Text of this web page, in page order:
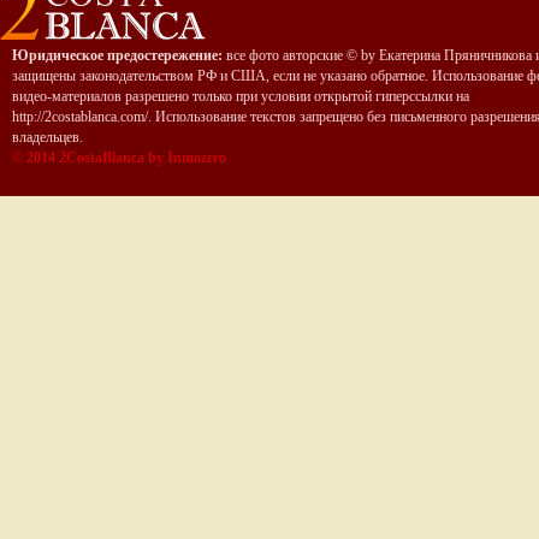
Юридическое предостережение: все фото авторские © by Екатерина Пряничникова
защищены законодательством РФ и США, если не указано обратное. Использование
видео-материалов разрешено только при условии открытой гиперссылки на
http://2costablanca.com/. Использование текстов запрещено без письменного
владельцев.
© 2014 2CostaBlanca by Inmozero